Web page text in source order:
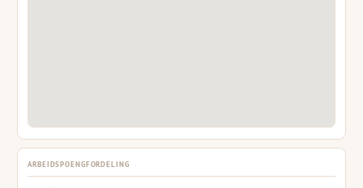
ARBEIDSPOENGFORDELING